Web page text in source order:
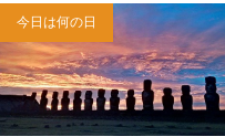
今日は何の日